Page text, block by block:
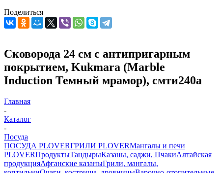
Поделиться
Сковорода 24 см с антипригарным
покрытием, Kukmara (Marble
Induction Темный мрамор), смти240а
Главная
-
Каталог
-
Посуда
ПОСУДА PLOVERГРИЛИ PLOVERМангалы и печи
PLOVERПродуктыТандырыКазаны, саджи, ПчакиАлтайская
продукцияАфганские казаныГрили, мангалы,